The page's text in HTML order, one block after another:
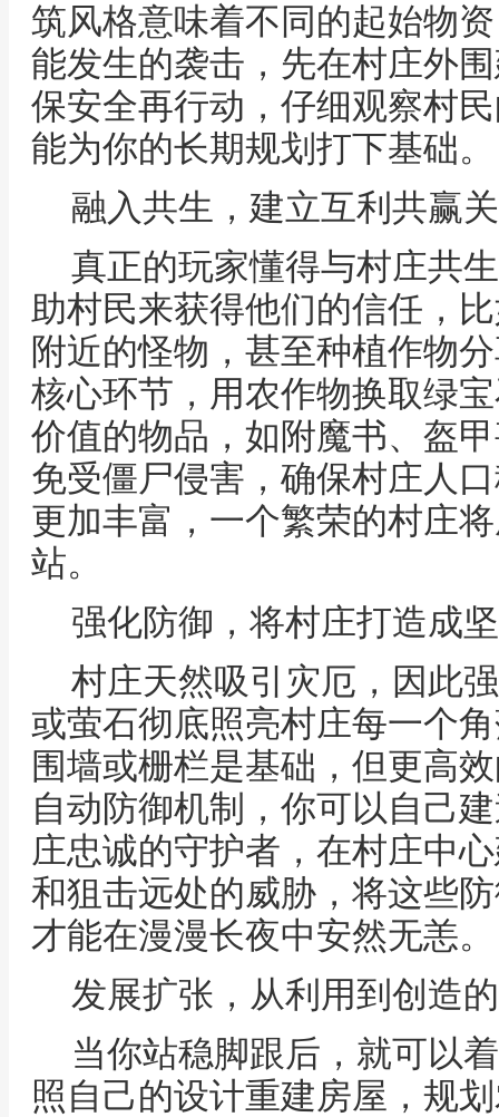
筑风格意味着不同的起始物
能发生的袭击，先在村庄外
保安全再行动，仔细观察村
能为你的长期规划打下基础。
融入共生，建立互利共赢
真正的玩家懂得与村庄共
助村民来获得他们的信任，
附近的怪物，甚至种植作物
核心环节，用农作物换取绿
价值的物品，如附魔书、盔
免受僵尸侵害，确保村庄人
更加丰富，一个繁荣的村庄
站。
强化防御，将村庄打造成
村庄天然吸引灾厄，因此
或萤石彻底照亮村庄每一个
围墙或栅栏是基础，但更高
自动防御机制，你可以自己
庄忠诚的守护者，在村庄中
和狙击远处的威胁，将这些
才能在漫漫长夜中安然无恙。
发展扩张，从利用到创造
当你站稳脚跟后，就可以
照自己的设计重建房屋，规